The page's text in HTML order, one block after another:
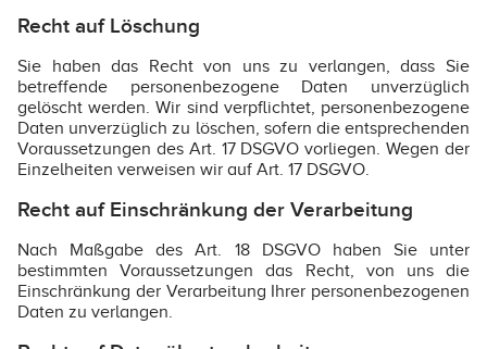
Recht auf Löschung
Sie haben das Recht von uns zu verlangen, dass Sie
betreffende personenbezogene Daten unverzüglich
gelöscht werden. Wir sind verpflichtet, personenbezogene
Daten unverzüglich zu löschen, sofern die entsprechenden
Voraussetzungen des Art. 17 DSGVO vorliegen. Wegen der
Einzelheiten verweisen wir auf Art. 17 DSGVO.
Recht auf Einschränkung der Verarbeitung
Nach Maßgabe des Art. 18 DSGVO haben Sie unter
bestimmten Voraussetzungen das Recht, von uns die
Einschränkung der Verarbeitung Ihrer personenbezogenen
Daten zu verlangen.